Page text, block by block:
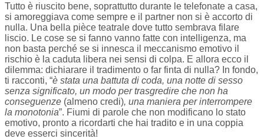
Tutto è riuscito bene, soprattutto durante le telefonate a casa,
si amoreggiava come sempre e il partner non si è accorto di
nulla. Una bella pièce teatrale dove tutto sembrava filare
liscio. Le cose se si fanno vanno fatte con intelligenza, ma
non basta perché se si innesca il meccanismo emotivo il
rischio è la caduta libera nei sensi di colpa. E allora ecco il
dilemma: dichiarare il tradimento o far finta di nulla? In fondo,
ti racconti, “è stata una battuta di coda, una notte di sesso
senza significato, un modo per trasgredire che non ha
conseguenze (almeno credi), una maniera per interrompere
la monotonia”. Fiumi di parole che non modificano lo stato
emotivo, pronto a ricordarti che hai tradito e in una coppia
deve esserci sincerità!